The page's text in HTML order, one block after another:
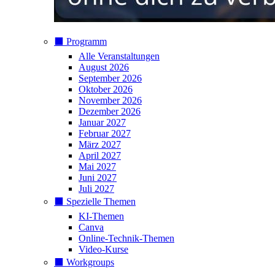
⬛️ Programm
Alle Veranstaltungen
August 2026
September 2026
Oktober 2026
November 2026
Dezember 2026
Januar 2027
Februar 2027
März 2027
April 2027
Mai 2027
Juni 2027
Juli 2027
⬛️ Spezielle Themen
KI-Themen
Canva
Online-Technik-Themen
Video-Kurse
⬛️ Workgroups